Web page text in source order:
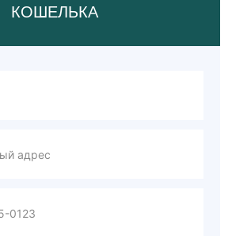
КОШЕЛЬКА